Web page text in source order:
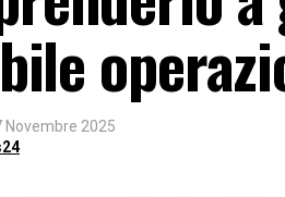
Novembre 2025